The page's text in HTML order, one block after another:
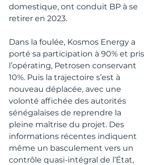
domestique, ont conduit BP à se
retirer en 2023.
Dans la foulée, Kosmos Energy a
porté sa participation à 90% et pris
l’opérating, Petrosen conservant
10%. Puis la trajectoire s’est à
nouveau déplacée, avec une
volonté affichée des autorités
sénégalaises de reprendre la
pleine maîtrise du projet. Des
informations récentes indiquent
même un basculement vers un
contrôle quasi-intégral de l’État,